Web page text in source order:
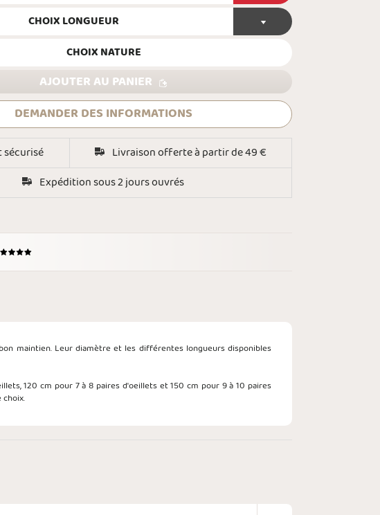
CHOIX LONGUEUR
CHOIX NATURE
AJOUTER AU PANIER
DEMANDER DES INFORMATIONS
sécurisé
Livraison offerte à partir de 49 €
Expédition sous 2 jours ouvrés
maintien. Leur diamètre et les différentes longueurs disponibles
120 cm pour 7 à 8 paires d'oeillets et 150 cm pour 9 à 10 paires